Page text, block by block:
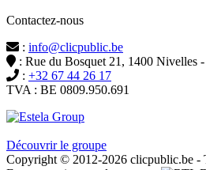
Contactez-nous
: info@clicpublic.be
: Rue du Bosquet 21, 1400 Nivelles
: +32 67 44 26 17
TVA : BE 0809.950.691
Découvrir le groupe
Copyright © 2012-2026 clicpublic.be -